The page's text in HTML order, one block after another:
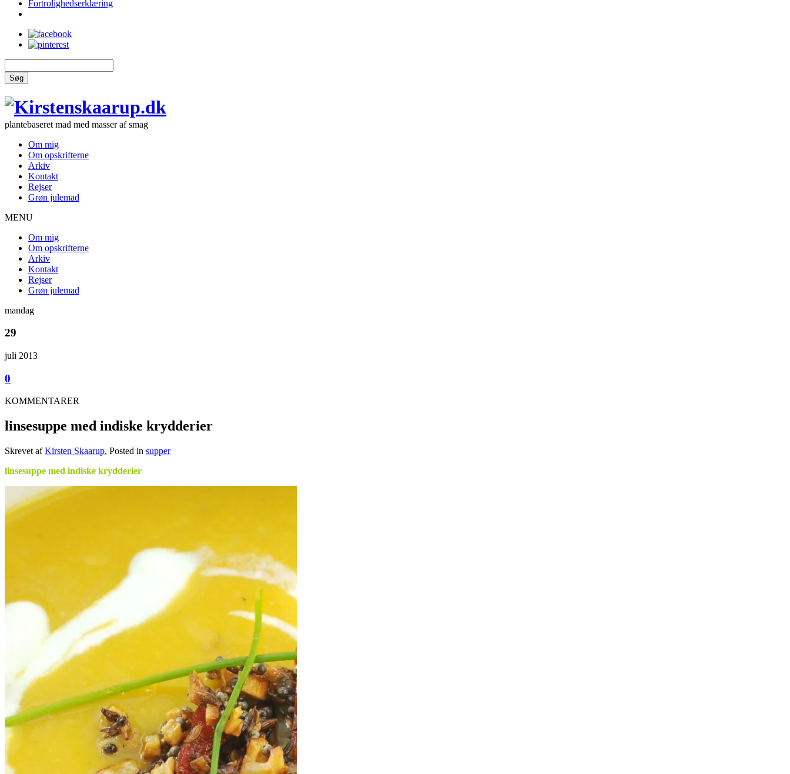
Fortrolighedserklæring
Søg
plantebaseret mad med masser af smag
Om mig
Om opskrifterne
Arkiv
Kontakt
Rejser
Grøn julemad
MENU
Om mig
Om opskrifterne
Arkiv
Kontakt
Rejser
Grøn julemad
mandag
29
juli 2013
0
KOMMENTARER
linsesuppe med indiske krydderier
Skrevet afKirsten Skaarup, Posted in supper
linsesuppe med indiske krydderier